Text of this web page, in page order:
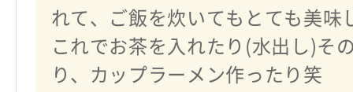
れて、ご飯を炊いてもとても美味
これでお茶を入れたり(水出し)そ
り、カップラーメン作ったり笑